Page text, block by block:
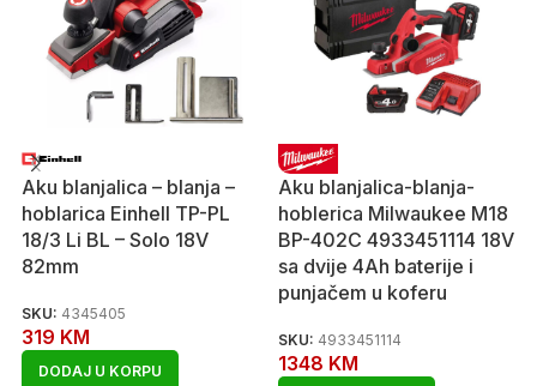
Aku blanjalica – blanja –
hoblarica Einhell TP-PL
18/3 Li BL – Solo 18V
82mm
SKU: 4345405
319 KM
DODAJ U KORPU
Aku blanjalica-blanja-
hoblerica Milwaukee M18
BP-402C 4933451114 18V
sa dvije 4Ah baterije i
punjačem u koferu
SKU: 4933451114
1348 KM